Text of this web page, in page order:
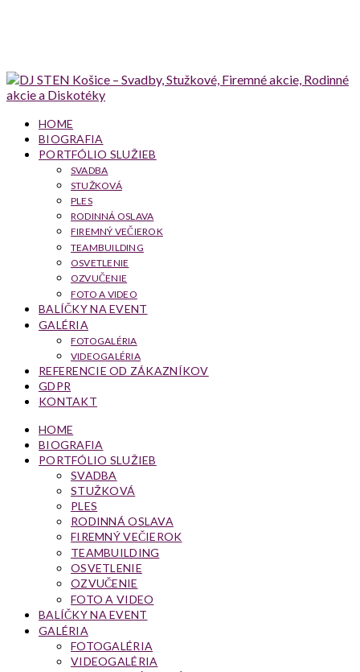
HOME
BIOGRAFIA
PORTFÓLIO SLUŽIEB
SVADBA
STUŽKOVÁ
PLES
RODINNÁ OSLAVA
FIREMNÝ VEČIEROK
TEAMBUILDING
OSVETLENIE
OZVUČENIE
FOTO A VIDEO
BALÍČKY NA EVENT
GALÉRIA
FOTOGALÉRIA
VIDEOGALÉRIA
REFERENCIE OD ZÁKAZNÍKOV
GDPR
KONTAKT
HOME
BIOGRAFIA
PORTFÓLIO SLUŽIEB
SVADBA
STUŽKOVÁ
PLES
RODINNÁ OSLAVA
FIREMNÝ VEČIEROK
TEAMBUILDING
OSVETLENIE
OZVUČENIE
FOTO A VIDEO
BALÍČKY NA EVENT
GALÉRIA
FOTOGALÉRIA
VIDEOGALÉRIA